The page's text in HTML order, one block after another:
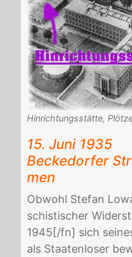
Hinrichtungsstätte,
15. Juni 1935
Be­cke­dor­fer
men
Ob­wohl Ste­fan
schis­ti­scher
1945[/​fn] sich
als Staa­ten­lo­ser